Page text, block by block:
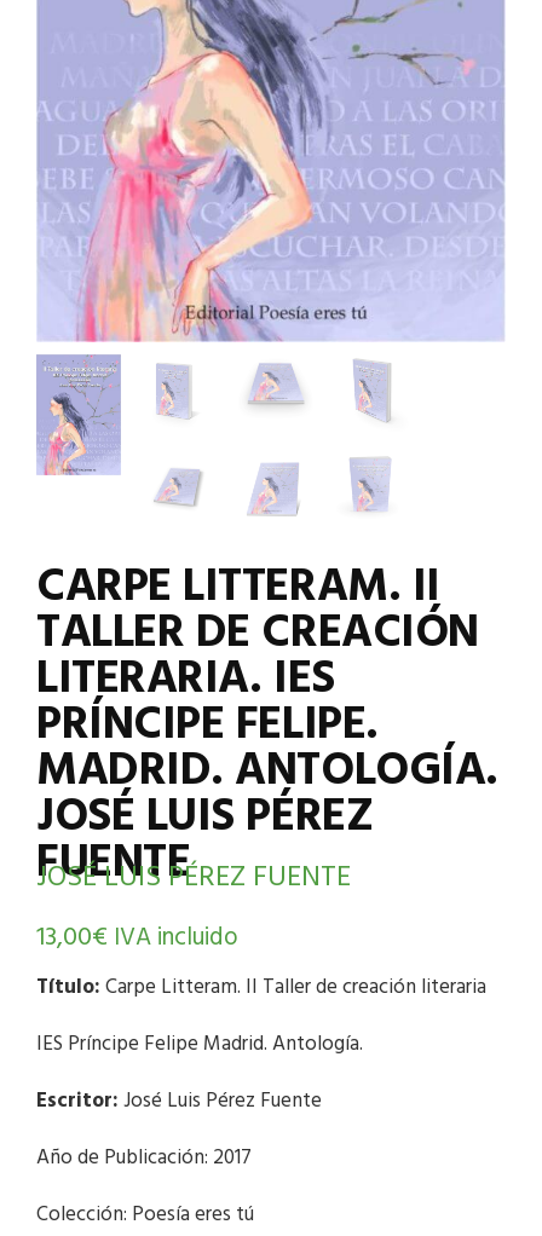
CARPE LITTERAM. II
TALLER DE CREACIÓN
LITERARIA. IES
PRÍNCIPE FELIPE.
MADRID. ANTOLOGÍA.
JOSÉ LUIS PÉREZ
FUENTE
JOSÉ LUIS PÉREZ FUENTE
13,00€ IVA incluido
Título:Carpe Litteram. II Taller de creación literaria
IES Príncipe Felipe Madrid. Antología.
Escritor:José Luis Pérez Fuente
Año de Publicación: 2017
Colección: Poesía eres tú